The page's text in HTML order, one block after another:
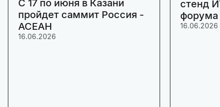
C 17 по июня в Казани
пройдет саммит Россия -
АСЕАН
16.06.2026
стенд
16.06.2026